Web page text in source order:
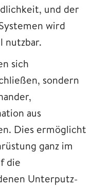
und der
wird
nutzbar.
sich
sondern
aus
Dies ermöglicht
ganz im
die
Unterputz-